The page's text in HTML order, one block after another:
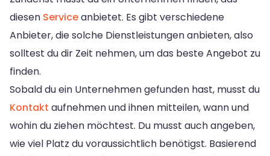
diesen Serviceanbietet. Es gibt verschiedene
Anbieter, die solche Dienstleistungen anbieten, also
solltest du dir Zeit nehmen, um das beste Angebot zu
finden.
Sobald du ein Unternehmen gefunden hast, musst du
Kontakt aufnehmen und ihnen mitteilen, wann und
wohin du ziehen möchtest. Du musst auch angeben,
wie viel Platz du voraussichtlich benötigst. Basierend